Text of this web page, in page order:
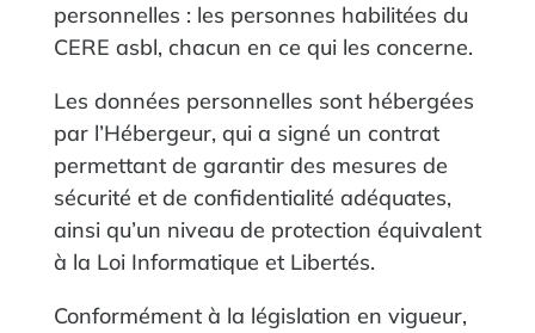
personnelles : les personnes habilitées du
CERE asbl, chacun en ce qui les concerne.
Les données personnelles sont hébergées
par l’Hébergeur, qui a signé un contrat
permettant de garantir des mesures de
sécurité et de confidentialité adéquates,
ainsi qu’un niveau de protection équivalent
à la Loi Informatique et Libertés.
Conformément à la législation en vigueur,